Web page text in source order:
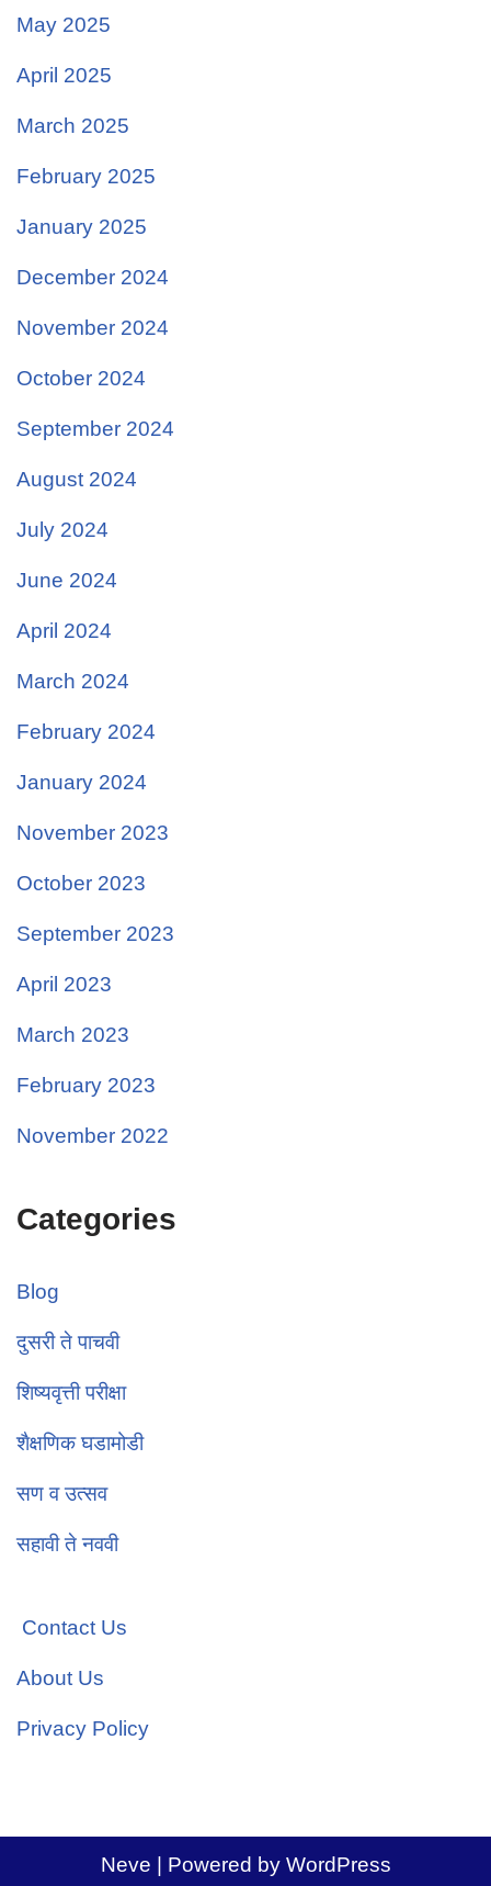
May 2025
April 2025
March 2025
February 2025
January 2025
December 2024
November 2024
October 2024
September 2024
August 2024
July 2024
June 2024
April 2024
March 2024
February 2024
January 2024
November 2023
October 2023
September 2023
April 2023
March 2023
February 2023
November 2022
Categories
Blog
दुसरी ते पाचवी
शिष्यवृत्ती परीक्षा
शैक्षणिक घडामोडी
सण व उत्सव
सहावी ते नववी
Contact Us
About Us
Privacy Policy
Neve | Powered by WordPress